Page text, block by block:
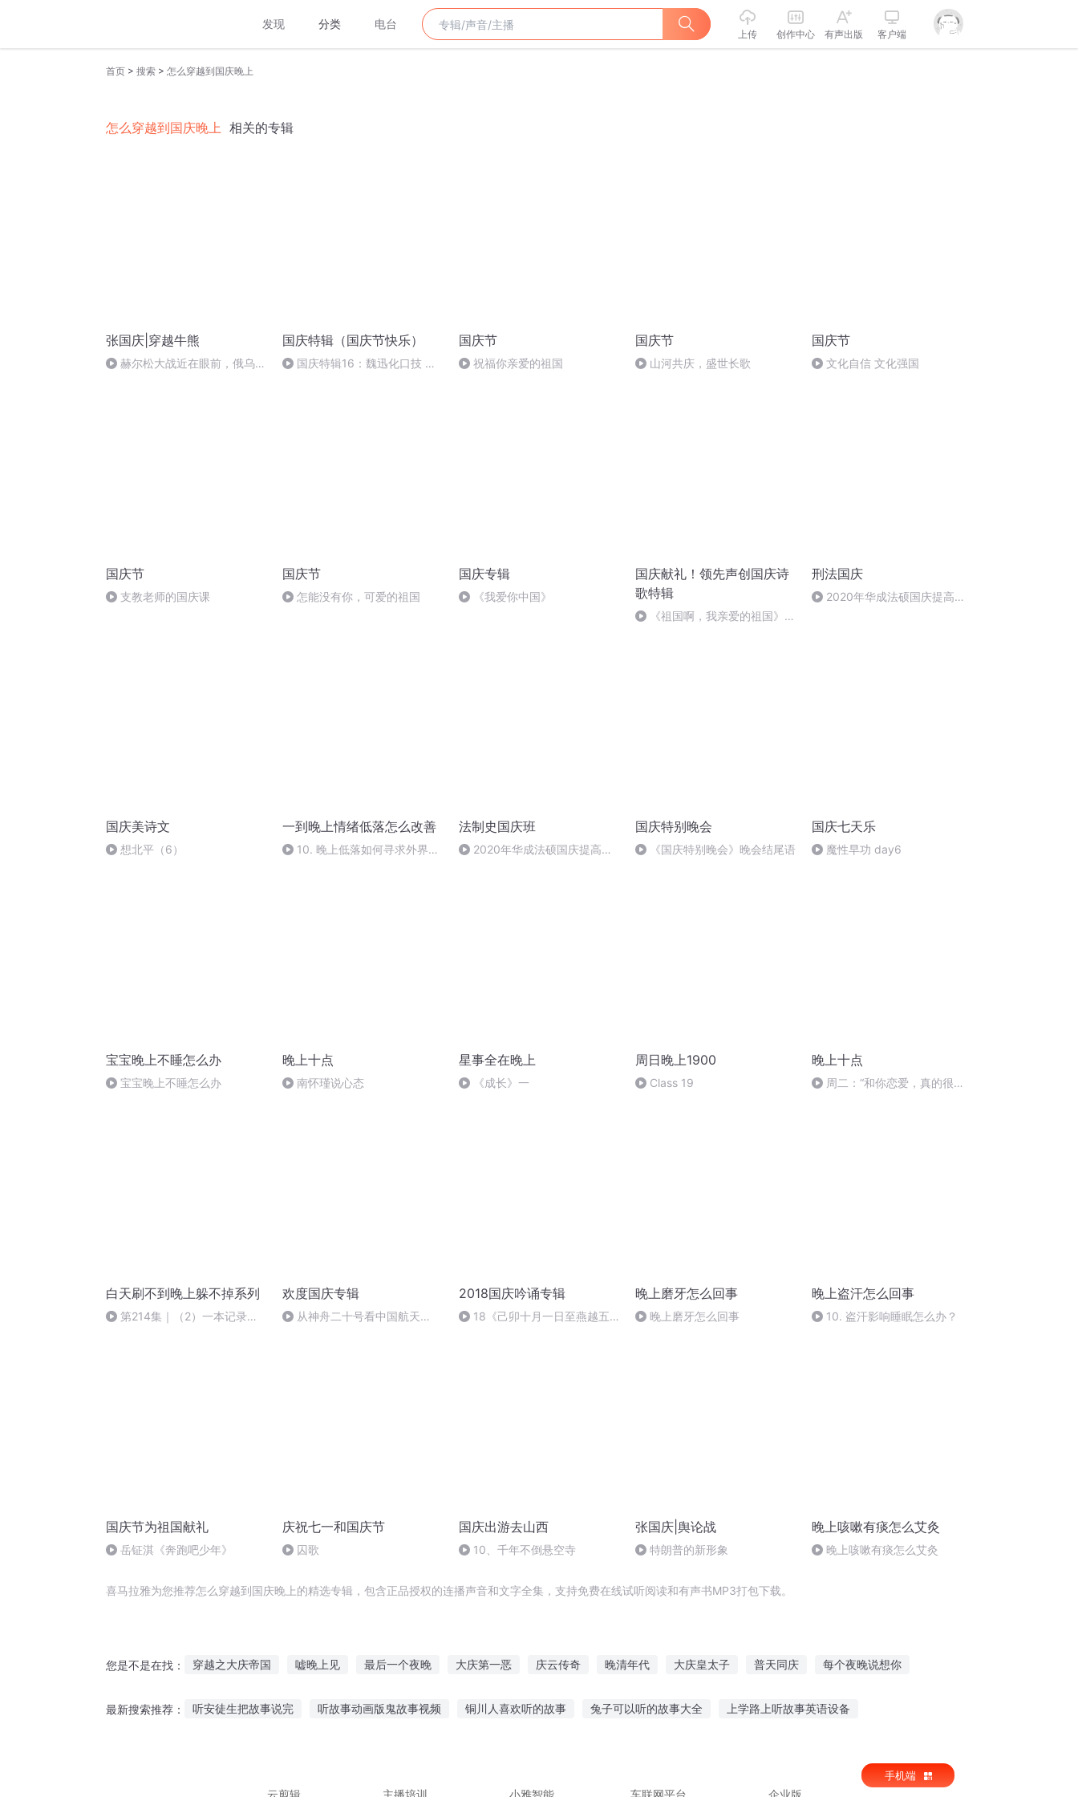
发现 分类 电台
上传 创作中心 有声出版 客户端
首页 > 搜索 > 怎么穿越到国庆晚上
怎么穿越到国庆晚上 相关的专辑
张国庆|穿越牛熊
赫尔松大战近在眼前，俄乌冲
国庆特辑（国庆节快乐）
国庆特辑16：魏迅化口技 二
国庆节
祝福你亲爱的祖国
国庆节
山河共庆，盛世长歌
国庆节
文化自信 文化强国
国庆节
支教老师的国庆课
国庆节
怎能没有你，可爱的祖国
国庆专辑
《我爱你中国》
国庆献礼！领先声创国庆诗
歌特辑
《祖国啊，我亲爱的祖国》温
刑法国庆
2020年华成法硕国庆提高班
国庆美诗文
想北平（6）
一到晚上情绪低落怎么改善
10. 晚上低落如何寻求外界支
法制史国庆班
2020年华成法硕国庆提高班
国庆特别晚会
《国庆特别晚会》晚会结尾语
国庆七天乐
魔性早功 day6
宝宝晚上不睡怎么办
宝宝晚上不睡怎么办
晚上十点
南怀瑾说心态
星事全在晚上
《成长》一
周日晚上1900
Class 19
晚上十点
周二：“和你恋爱，真的很寂
白天刷不到晚上躲不掉系列
第214集｜（2）一本记录了
欢度国庆专辑
从神舟二十号看中国航天
2018国庆吟诵专辑
18《己卯十月一日至燕越五
晚上磨牙怎么回事
晚上磨牙怎么回事
晚上盗汗怎么回事
10. 盗汗影响睡眠怎么办？
国庆节为祖国献礼
岳钲淇《奔跑吧少年》
庆祝七一和国庆节
囚歌
国庆出游去山西
10、千年不倒悬空寺
张国庆|舆论战
特朗普的新形象
晚上咳嗽有痰怎么艾灸
晚上咳嗽有痰怎么艾灸
喜马拉雅为您推荐怎么穿越到国庆晚上的精选专辑，包含正品授权的连播声音和文字全集，支持免费在线试听阅读和有声书MP3打包下载。
您是不是在找： 穿越之大庆帝国 嘘晚上见 最后一个夜晚 大庆第一恶 庆云传奇 晚清年代 大庆皇太子 普天同庆 每个夜晚说想你
最新搜索推荐： 听安徒生把故事说完 听故事动画版鬼故事视频 铜川人喜欢听的故事 兔子可以听的故事大全 上学路上听故事英语设备
云剪辑
主播培训 小雅智能 车联网平台 企业版
手机端